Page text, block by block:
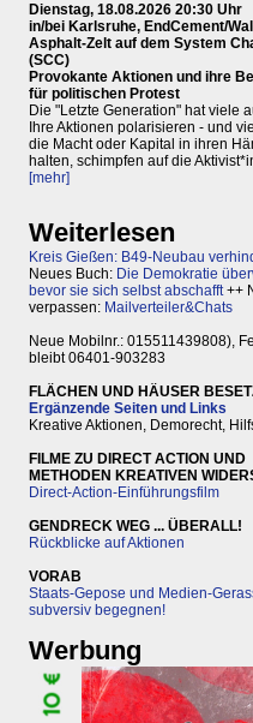
Dienstag, 18.08.2026 20:30 Uhr
in/bei Karlsruhe, EndCement/
Asphalt-Zelt auf dem System
(SCC)
Provokante Aktionen und ihre
für politischen Protest
Die "Letzte Generation" hat viele
Ihre Aktionen polarisieren - und
die Macht oder Kapital in ihren
halten, schimpfen auf die
[mehr]
Weiterlesen
Kreis Gießen: B49-Neubau
Neues Buch: Die Demokratie
bevor sie sich selbst abschafft++
verpassen: Mailverteiler&Chats
Neue Mobilnr.: 015511439808),
bleibt 06401-903283
FLÄCHEN UND HÄUSER
Ergänzende Seiten und Links
Kreative Aktionen, Demorecht,
FILME ZU DIRECT ACTION UND
METHODEN KREATIVEN
Direct-Action-Einführungsfilm
GENDRECK WEG ... ÜBERALL!
Rückblicke auf Aktionen
VORAB
Staats-Gepose und Medien-
subversiv begegnen!
Werbung